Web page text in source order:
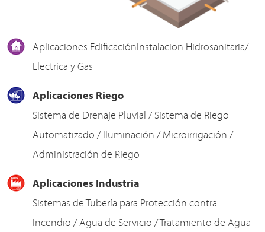
Aplicaciones EdificaciónInstalacion Hidrosanitaria/
Electrica y Gas
Aplicaciones Riego
Sistema de Drenaje Pluvial / Sistema de Riego
Automatizado / Iluminación / Microirrigación /
Administración de Riego
Aplicaciones Industria
Sistemas de Tubería para Protección contra
Incendio / Agua de Servicio / Tratamiento de Agua